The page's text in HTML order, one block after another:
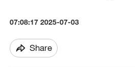
07:08:17 2025-07-03
Share